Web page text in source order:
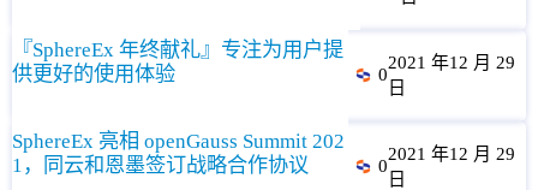
『SphereEx 年终献礼』专注为用户提
供更好的使用体验
0
2021 年12 月 29
日
SphereEx 亮相 openGauss Summit 202
1，同云和恩墨签订战略合作协议
0
2021 年12 月 29
日